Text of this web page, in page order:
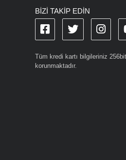
BİZİ TAKİP EDİN
Tüm kredi kartı bilgileriniz
korunmaktadır.